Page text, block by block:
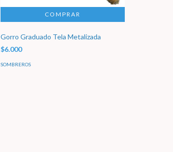
Gorro Graduado Tela Metalizada
$6.000
SOMBREROS